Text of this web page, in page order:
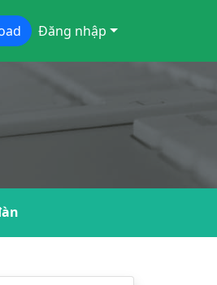
Đăng nhập